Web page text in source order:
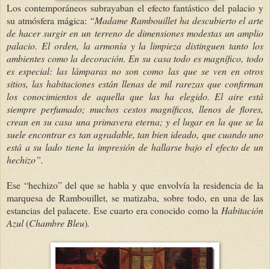
Los contemporáneos subrayaban el efecto fantástico del palacio y
su atmósfera mágica: “Madame Rambouillet ha descubierto el arte
de hacer surgir en un terreno de dimensiones modestas un amplio
palacio. El orden, la armonía y la limpieza distinguen tanto los
ambientes como la decoración. En su casa todo es magnífico, todo
es especial: las lámparas no son como las que se ven en otros
sitios, las habitaciones están llenas de mil rarezas que confirman
los conocimientos de aquella que las ha elegido. El aire está
siempre perfumado; muchos cestos magníficos, llenos de flores,
crean en su casa una primavera eterna; y el lugar en la que se la
suele encontrar es tan agradable, tan bien ideado, que cuando uno
está a su lado tiene la impresión de hallarse bajo el efecto de un
hechizo”.
Ese “hechizo” del que se habla y que envolvía la residencia de la
marquesa de Rambouillet, se matizaba, sobre todo, en una de las
estancias del palacete. Ese cuarto era conocido como la Habitación
Azul(Chambre Bleu).